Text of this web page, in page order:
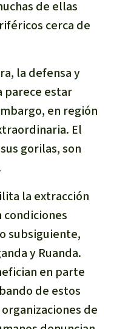
de ellas
cerca de
la defensa y
parece estar
en región
El
gorilas, son
la extracción
condiciones
subsiguiente,
y Ruanda.
en parte
de estos
de